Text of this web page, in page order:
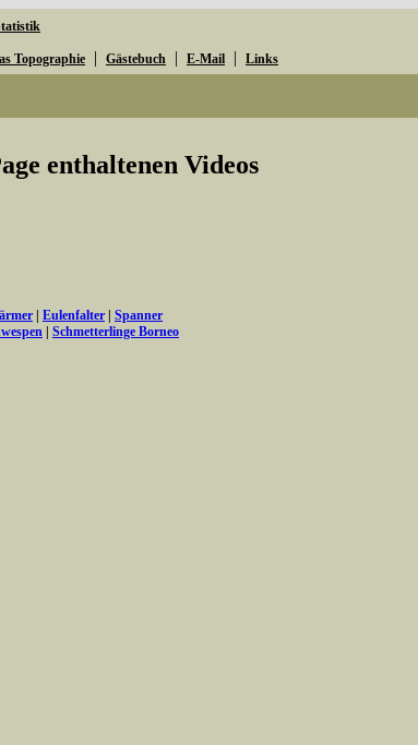
Topographie | Gästebuch | E-Mail | Links
enthaltenen Videos
Eulenfalter
Spanner
Schmetterlinge Borneo